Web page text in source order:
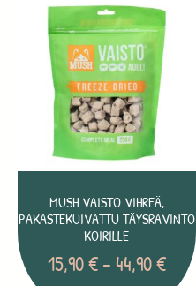
MUSH VAISTO VIHREÄ,
PAKASTEKUIVATTU TÄYSRAVINTO
KOIRILLE
15,90€ –44,90€